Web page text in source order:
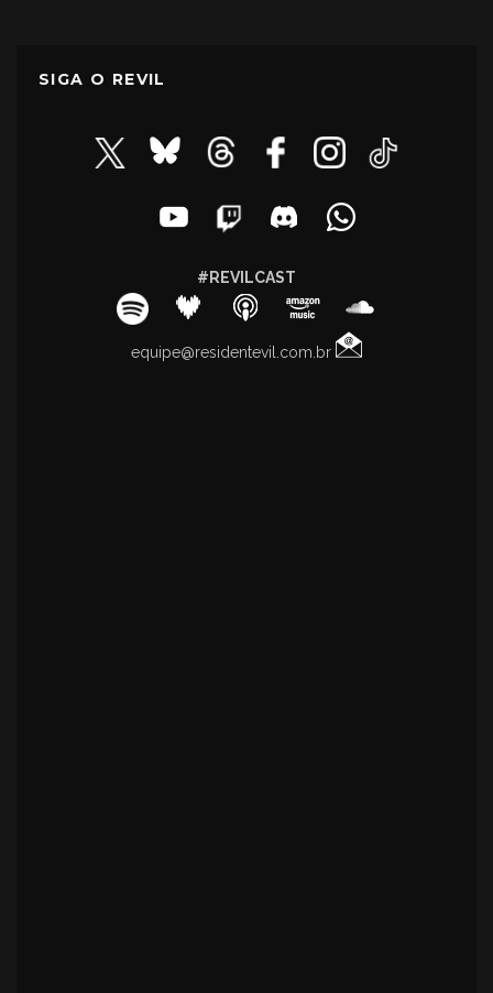
SIGA O REVIL
#REVILCAST
equipe@residentevil.com.br